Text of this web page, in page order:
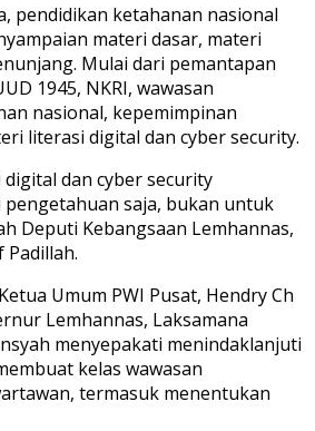
pendidikan ketahanan nasional
materi dasar, materi
Mulai dari pemantapan
1945, NKRI, wawasan
nasional, kepemimpinan
literasi digital dan cyber security.
dan cyber security
pengetahuan saja, bukan untuk
Deputi Kebangsaan Lemhannas,
Padillah.
Umum PWI Pusat, Hendry Ch
Lemhannas, Laksamana
menyepakati menindaklanjuti
kelas wawasan
termasuk menentukan